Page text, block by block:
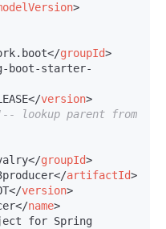
>
</groupId>
boot-starter-
</version>
lookup parent from
</groupId>
</artifactId>
</version>
</name>
for Spring